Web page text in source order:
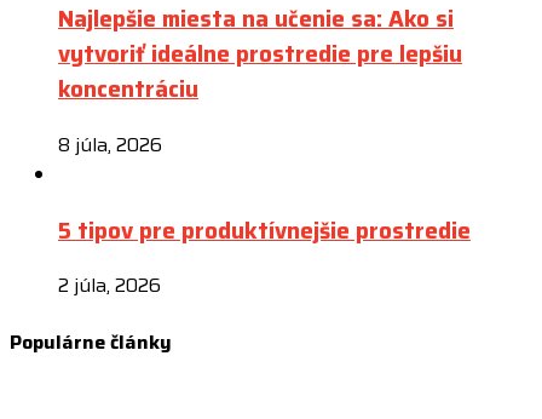
Najlepšie miesta na učenie sa: Ako si
vytvoriť ideálne prostredie pre lepšiu
koncentráciu
8 júla, 2026
5 tipov pre produktívnejšie prostredie
2 júla, 2026
Populárne články